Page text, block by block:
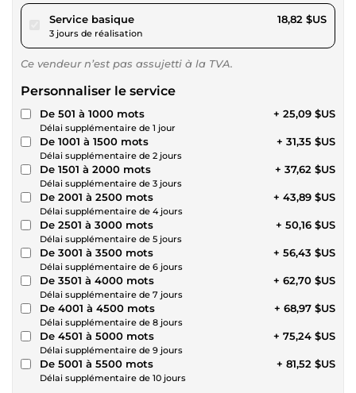
Service basiquepour 17,34 $US
3 jours de réalisation
18,82 $US
Ce vendeur n’est pas assujetti à la TVA.
Personnaliser le service
De 501 à 1000 mots
Délai supplémentaire de 1 jour
+ 25,09 $US
De 1001 à 1500 mots
Délai supplémentaire de 2 jours
+ 31,35 $US
De 1501 à 2000 mots
Délai supplémentaire de 3 jours
+ 37,62 $US
De 2001 à 2500 mots
Délai supplémentaire de 4 jours
+ 43,89 $US
De 2501 à 3000 mots
Délai supplémentaire de 5 jours
+ 50,16 $US
De 3001 à 3500 mots
Délai supplémentaire de 6 jours
+ 56,43 $US
De 3501 à 4000 mots
Délai supplémentaire de 7 jours
+ 62,70 $US
De 4001 à 4500 mots
Délai supplémentaire de 8 jours
+ 68,97 $US
De 4501 à 5000 mots
Délai supplémentaire de 9 jours
+ 75,24 $US
De 5001 à 5500 mots
Délai supplémentaire de 10 jours
+ 81,52 $US